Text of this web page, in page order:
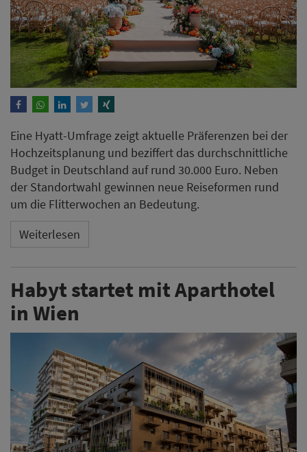
Eine Hyatt-Umfrage zeigt aktuelle Präferenzen bei der
Hochzeitsplanung und beziffert das durchschnittliche
Budget in Deutschland auf rund 30.000 Euro. Neben
der Standortwahl gewinnen neue Reiseformen rund
um die Flitterwochen an Bedeutung.
Weiterlesen
Habyt startet mit Aparthotel
in Wien